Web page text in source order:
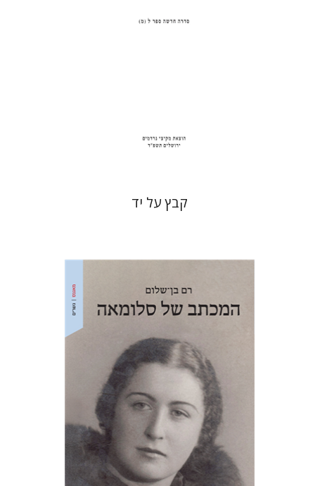
$34
$31
קבץ על יד
רם בן-שלום
הנחת אתר ספר מודפס